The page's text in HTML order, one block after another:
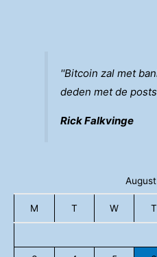
''Bitcoin zal met
deden met de
Rick Falkvinge
M T W T